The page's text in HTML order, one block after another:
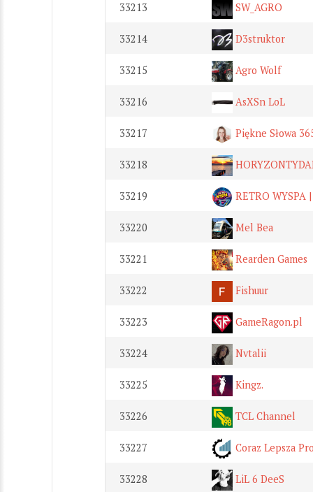
33213 SW_AGRO
33214 D3struktor
33215 Agro Wolf
33216 AsXSn LoL
33217 Piękne Słowa
33218
33219 RETRO WYSPA
33220 Mel Bea
33221 Rearden Games
33222 Fishuur
33223 GameRagon.pl
33224 Nvtalii
33225 Kingz.
33226 TCL Channel
33227 Coraz Lepsza
33228 LiL 6 DeeS